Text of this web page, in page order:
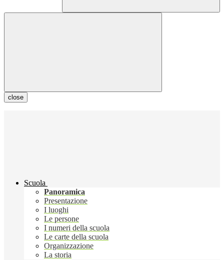
close
Scuola
Panoramica
Presentazione
I luoghi
Le persone
I numeri della scuola
Le carte della scuola
Organizzazione
La storia